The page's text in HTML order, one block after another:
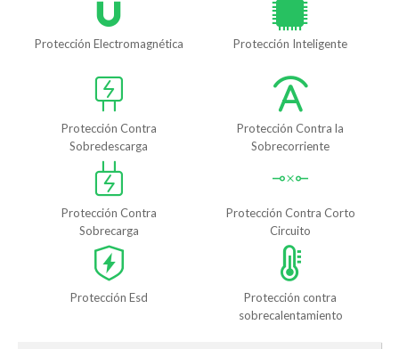
Protección Electromagnética Protección Inteligente
Protección Contra
Sobredescarga
Protección Contra la
Sobrecorriente
Protección Contra
Sobrecarga
Protección Contra Corto
Circuito
Protección Esd
Protección contra
sobrecalentamiento